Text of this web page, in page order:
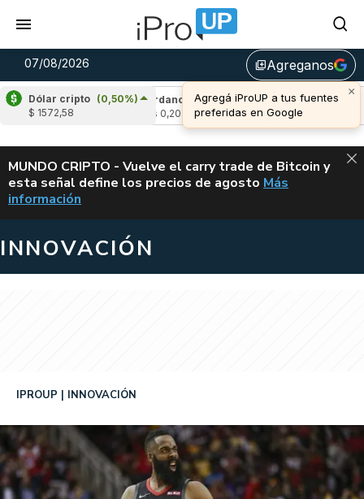
07/08/2026 library_addAgreganos
×
Agregá iProUP a tus fuentes
preferidas en Google
Dólar cripto (0,50%)
$ 1572,58
3,15%) Cardano (5,84%)
u$s 0,20
Avalanche
u$s 6,39
ALERTA
MUNDO CRIPTO - Vuelve el carry trade de Bitcoin y
esta señal define los precios de agosto VUELVE EL
Más
información
INNOVACIÓN
IPROUP INNOVACIÓN